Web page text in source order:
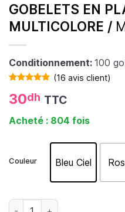
GOBELETS EN
MULTICOLORE /
Conditionnement: 100
sur 5 basé
sur
client
(16 avis client)
30dh TTC
Acheté : 804 fois
Couleur Bleu Ciel
quantité de Gobelets en